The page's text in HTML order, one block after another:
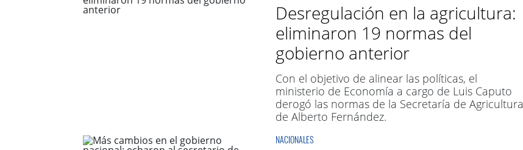
Desregulación en la agricultura:
eliminaron 19 normas del
gobierno anterior
Con el objetivo de alinear las políticas, el
ministerio de Economía a cargo de Luis Caputo
derogó las normas de la Secretaría de Agricultura
de Alberto Fernández.
NACIONALES